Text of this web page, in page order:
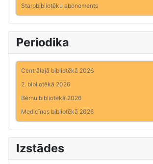
Starpbibliotēku abonements
Periodika
Centrālajā bibliotēkā 2026
2. bibliotēkā 2026
Bērnu bibliotēkā 2026
Medicīnas bibliotēkā 2026
Izstādes